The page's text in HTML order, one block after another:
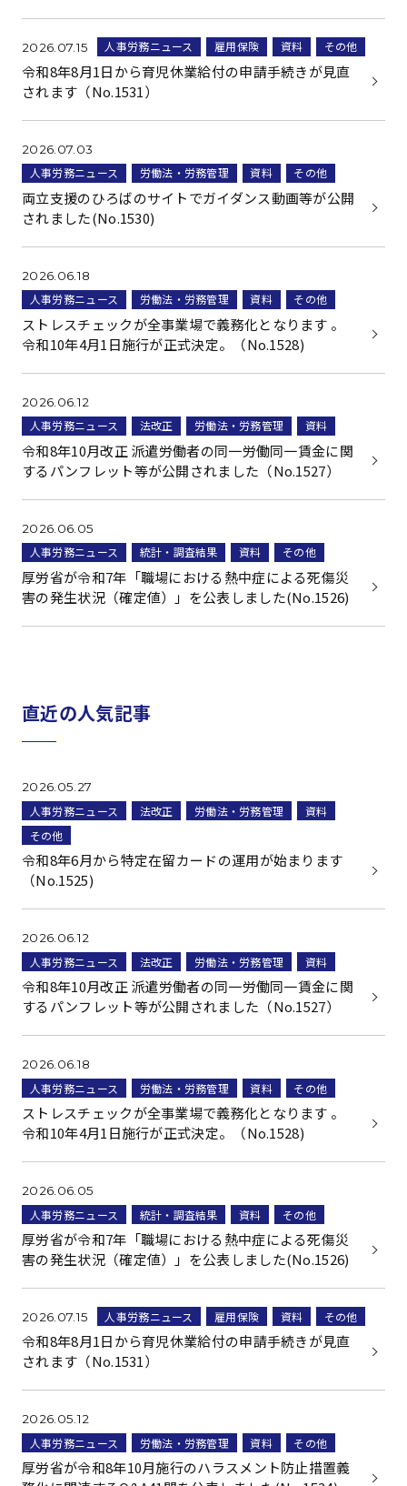
2026.07.15 人事労務ニュース 雇用保険 資料 その他
令和8年8月1日から育児休業給付の申請手続きが見直
されます（No.1531）
2026.07.03
人事労務ニュース 労働法・労務管理 資料 その他
両立支援のひろばのサイトでガイダンス動画等が公開
されました(No.1530)
2026.06.18
人事労務ニュース 労働法・労務管理 資料 その他
ストレスチェックが全事業場で義務化となります 。
令和10年4月1日施行が正式決定。（No.1528)
2026.06.12
人事労務ニュース 法改正 労働法・労務管理 資料
令和8年10月改正 派遣労働者の同一労働同一賃金に関
するパンフレット等が公開されました（No.1527）
2026.06.05
人事労務ニュース 統計・調査結果 資料 その他
厚労省が令和7年「職場における熱中症による死傷災
害の発生状況（確定値）」を公表しました(No.1526)
直近の人気記事
2026.05.27
人事労務ニュース 法改正 労働法・労務管理
資料
その他
令和8年6月から特定在留カードの運用が始まります
（No.1525)
2026.06.12
人事労務ニュース 法改正 労働法・労務管理 資料
令和8年10月改正 派遣労働者の同一労働同一賃金に関
するパンフレット等が公開されました（No.1527）
2026.06.18
人事労務ニュース 労働法・労務管理 資料 その他
ストレスチェックが全事業場で義務化となります 。
令和10年4月1日施行が正式決定。（No.1528)
2026.06.05
人事労務ニュース 統計・調査結果 資料 その他
厚労省が令和7年「職場における熱中症による死傷災
害の発生状況（確定値）」を公表しました(No.1526)
2026.07.15 人事労務ニュース 雇用保険 資料 その他
令和8年8月1日から育児休業給付の申請手続きが見直
されます（No.1531）
2026.05.12
人事労務ニュース 労働法・労務管理 資料 その他
厚労省が令和8年10月施行のハラスメント防止措置義